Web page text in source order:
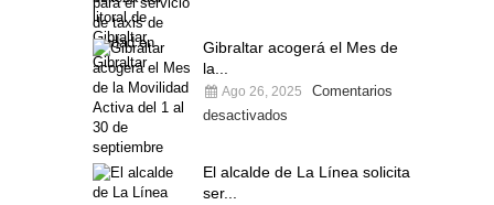
Gibraltar acogerá el Mes de
la...
Ago 26, 2025
Comentarios
desactivados
El alcalde de La Línea solicita
ser...